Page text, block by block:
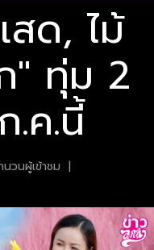
สด, ไม้
" ทุ่ม 2
.ค.นี้
วนผู้เข้าชม |